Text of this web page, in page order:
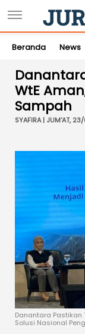
Beranda News
WtE
Sampah
SYAFIRA | JUM'AT,
Danantara Pastikan
Solusi Nasional